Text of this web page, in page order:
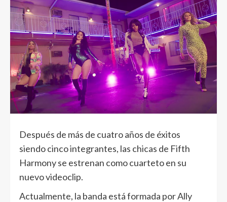
Después de más de cuatro años de éxitos
siendo cinco integrantes, las chicas de Fifth
Harmony se estrenan como cuarteto en su
nuevo videoclip.
Actualmente, la banda está formada por Ally